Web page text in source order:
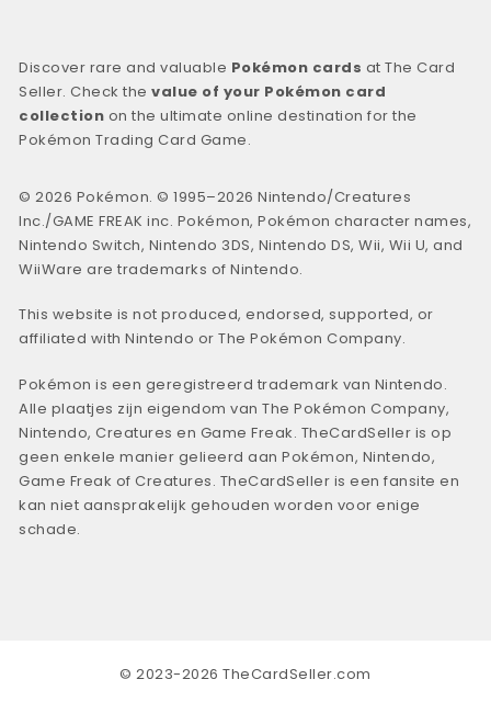
Discover rare and valuable Pokémon cards at The Card
Seller. Check thevalue of your Pokémon card
collection on the ultimate online destination for the
Pokémon Trading Card Game.
© 2026 Pokémon. © 1995–2026 Nintendo/Creatures
Inc./GAME FREAK inc. Pokémon, Pokémon character names,
Nintendo Switch, Nintendo 3DS, Nintendo DS, Wii, Wii U, and
WiiWare are trademarks of Nintendo.
This website is not produced, endorsed, supported, or
affiliated with Nintendo or The Pokémon Company.
Pokémon is een geregistreerd trademark van Nintendo.
Alle plaatjes zijn eigendom van The Pokémon Company,
Nintendo, Creatures en Game Freak. TheCardSeller is op
geen enkele manier gelieerd aan Pokémon, Nintendo,
Game Freak of Creatures. TheCardSeller is een fansite en
kan niet aansprakelijk gehouden worden voor enige
schade.
© 2023-2026 TheCardSeller.com